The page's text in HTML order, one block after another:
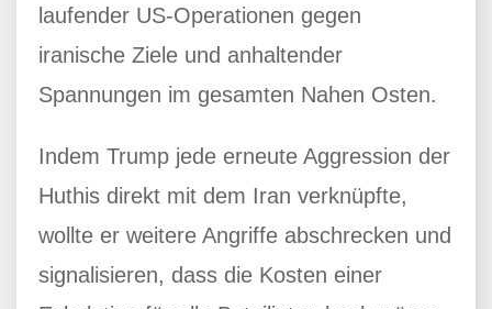
laufender US-Operationen gegen
iranische Ziele und anhaltender
Spannungen im gesamten Nahen Osten.
Indem Trump jede erneute Aggression der
Huthis direkt mit dem Iran verknüpfte,
wollte er weitere Angriffe abschrecken und
signalisieren, dass die Kosten einer